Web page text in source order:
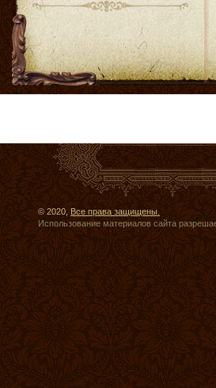
© 2020,Все права защищены.
Использование материалов сайта